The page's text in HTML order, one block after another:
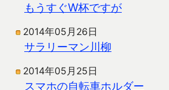
もうすぐW杯ですが
2014年05月26日
サラリーマン川柳
2014年05月25日
スマホの自転車ホルダー